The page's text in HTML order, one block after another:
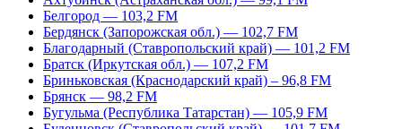
Белгород — 103,2 FM
Бердянск (Запорожская обл.) — 102,7 FM
Благодарный (Ставропольский край) — 101,2 FM
Братск (Иркутская обл.) — 107,2 FM
Бриньковская (Краснодарский край) – 96,8 FM
Брянск — 98,2 FM
Бугульма (Республика Татарстан) — 105,9 FM